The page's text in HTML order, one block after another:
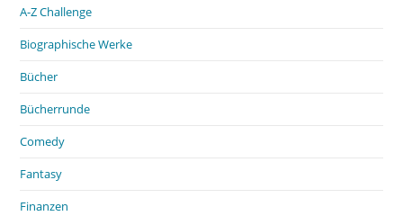
A-Z Challenge
Biographische Werke
Bücher
Bücherrunde
Comedy
Fantasy
Finanzen